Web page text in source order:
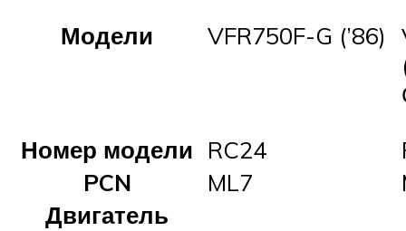
Модели VFR750F-G (’86)
Номер модели RC24
PCN
ML7
Двигатель